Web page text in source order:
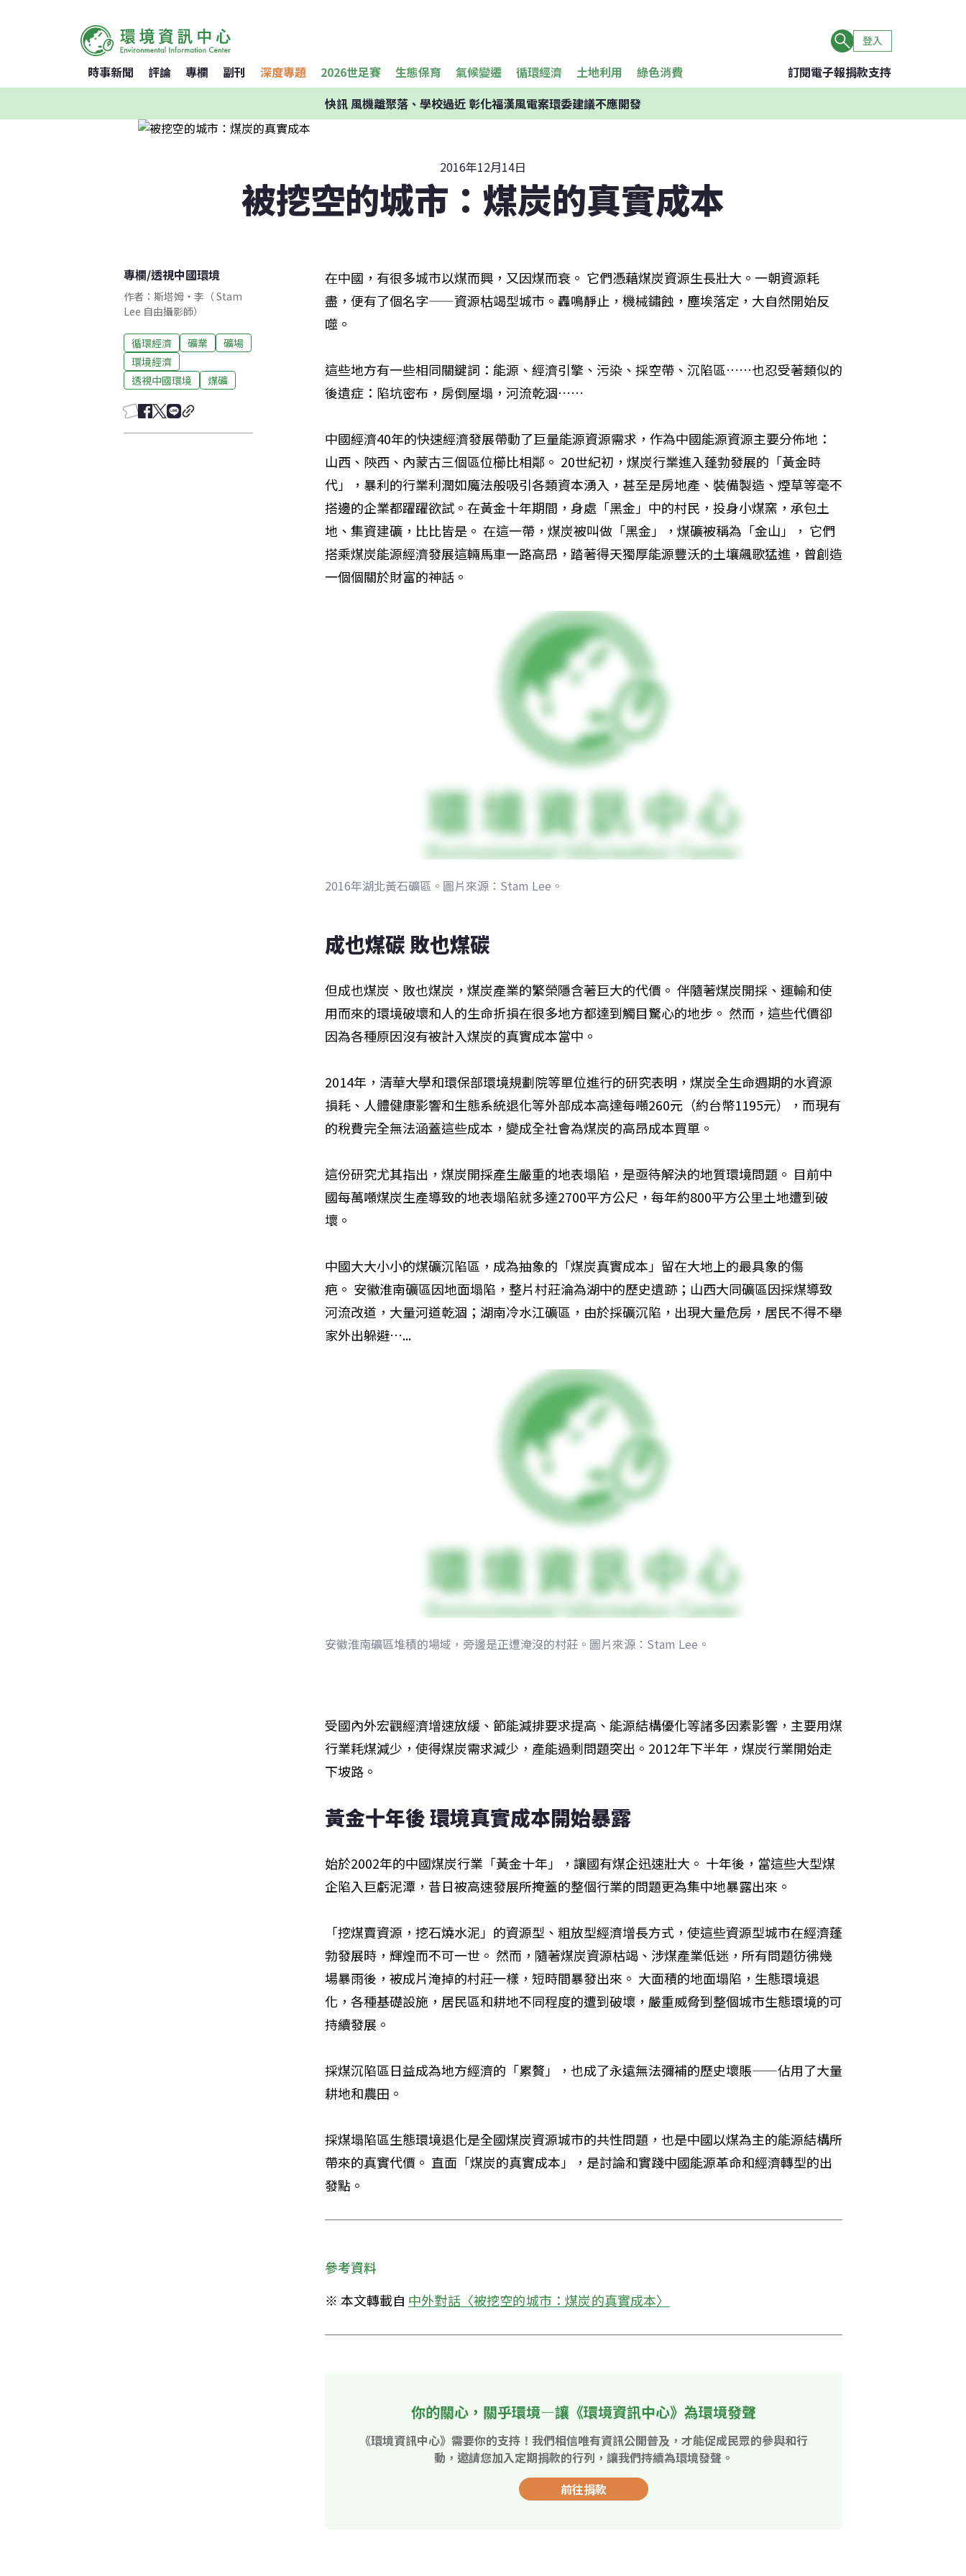
登入
時事新聞 評論 專欄 副刊 深度專題 2026世足賽 生態保育 氣候變遷 循環經濟 土地利用 綠色消費 訂閱電子報捐款支持
快訊風機離聚落、學校過近 彰化福漢風電案環委建議不應開發
2016年12月14日
被挖空的城市：煤炭的真實成本
專欄/透視中國環境
作者：斯塔姆・李（ Stam
Lee 自由攝影師）
循環經濟 礦業
礦場
環境經濟
透視中國環境
煤礦
在中國，有很多城市以煤而興，又因煤而衰。 它們憑藉煤炭資源生長壯大。一朝資源耗
盡，便有了個名字——資源枯竭型城市。轟鳴靜止，機械鏽蝕，塵埃落定，大自然開始反
噬。
這些地方有一些相同關鍵詞：能源、經濟引擎、污染、採空帶、沉陷區……也忍受著類似的
後遺症：陷坑密布，房倒屋塌，河流乾涸……
中國經濟40年的快速經濟發展帶動了巨量能源資源需求，作為中國能源資源主要分佈地：
山西、陝西、內蒙古三個區位櫛比相鄰。 20世紀初，煤炭行業進入蓬勃發展的「黃金時
代」，暴利的行業利潤如魔法般吸引各類資本湧入，甚至是房地產、裝備製造、煙草等毫不
搭邊的企業都躍躍欲試。在黃金十年期間，身處「黑金」中的村民，投身小煤窯，承包土
地、集資建礦，比比皆是。 在這一帶，煤炭被叫做「黑金」，煤礦被稱為「金山」， 它們
搭乘煤炭能源經濟發展這輛馬車一路高昂，踏著得天獨厚能源豐沃的土壤飆歌猛進，曾創造
一個個關於財富的神話。
2016年湖北黃石礦區。圖片來源：Stam Lee。
成也煤碳 敗也煤碳
但成也煤炭、敗也煤炭，煤炭產業的繁榮隱含著巨大的代價。 伴隨著煤炭開採、運輸和使
用而來的環境破壞和人的生命折損在很多地方都達到觸目驚心的地步。 然而，這些代價卻
因為各種原因沒有被計入煤炭的真實成本當中。
2014年，清華大學和環保部環境規劃院等單位進行的研究表明，煤炭全生命週期的水資源
損耗、人體健康影響和生態系統退化等外部成本高達每噸260元（約台幣1195元），而現有
的稅費完全無法涵蓋這些成本，變成全社會為煤炭的高昂成本買單。
這份研究尤其指出，煤炭開採產生嚴重的地表塌陷，是亟待解決的地質環境問題。 目前中
國每萬噸煤炭生產導致的地表塌陷就多達2700平方公尺，每年約800平方公里土地遭到破
壞。
中國大大小小的煤礦沉陷區，成為抽象的「煤炭真實成本」留在大地上的最具象的傷
疤。 安徽淮南礦區因地面塌陷，整片村莊淪為湖中的歷史遺跡；山西大同礦區因採煤導致
河流改道，大量河道乾涸；湖南冷水江礦區，由於採礦沉陷，出現大量危房，居民不得不舉
家外出躲避…...
安徽淮南礦區堆積的場域，旁邊是正遭淹沒的村莊。圖片來源：Stam Lee。
受國內外宏觀經濟增速放緩、節能減排要求提高、能源結構優化等諸多因素影響，主要用煤
行業耗煤減少，使得煤炭需求減少，產能過剩問題突出。2012年下半年，煤炭行業開始走
下坡路。
黃金十年後 環境真實成本開始暴露
始於2002年的中國煤炭行業「黃金十年」，讓國有煤企迅速壯大。 十年後，當這些大型煤
企陷入巨虧泥潭，昔日被高速發展所掩蓋的整個行業的問題更為集中地暴露出來。
「挖煤賣資源，挖石燒水泥」的資源型、粗放型經濟增長方式，使這些資源型城市在經濟蓬
勃發展時，輝煌而不可一世。 然而，隨著煤炭資源枯竭、涉煤產業低迷，所有問題彷彿幾
場暴雨後，被成片淹掉的村莊一樣，短時間暴發出來。 大面積的地面塌陷，生態環境退
化，各種基礎設施，居民區和耕地不同程度的遭到破壞，嚴重威脅到整個城市生態環境的可
持續發展。
採煤沉陷區日益成為地方經濟的「累贅」，也成了永遠無法彌補的歷史壞賬——佔用了大量
耕地和農田。
採煤塌陷區生態環境退化是全國煤炭資源城市的共性問題，也是中國以煤為主的能源結構所
帶來的真實代價。 直面「煤炭的真實成本」，是討論和實踐中國能源革命和經濟轉型的出
發點。
參考資料
※ 本文轉載自 中外對話〈被挖空的城市：煤炭的真實成本〉
你的關心，關乎環境—讓《環境資訊中心》為環境發聲
《環境資訊中心》需要你的支持！我們相信唯有資訊公開普及，才能促成民眾的參與和行
動，邀請您加入定期捐款的行列，讓我們持續為環境發聲。
前往捐款